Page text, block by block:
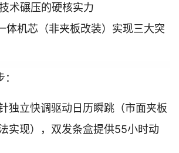
术碾压的硬核实力
体机芯（非夹板改装）实现三大突
独立快调驱动日历瞬跳（市面夹板
实现），双发条盒提供55小时动